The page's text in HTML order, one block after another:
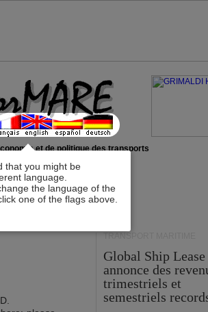
that you might be
language.
the language of the
one of the flags above.
et de politique des transports
TRANSPORT MARITIME
Global Ship Lease
annonce des
trimestriels et
semestriels